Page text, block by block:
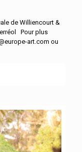
de Williencourt &
Pour plus
art.com ou